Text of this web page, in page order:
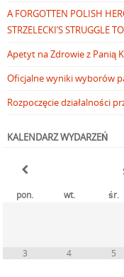
A FORGOTTEN POLISH
STRZELECKI’S STRUGGLE
Apetyt na Zdrowie z Panią
Oficjalne wyniki wyborów
Rozpoczęcie działalności
KALENDARZ WYDARZEŃ
pon. wt. śr.
3 4 5